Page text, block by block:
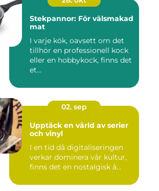
Stekpannor: För välsmakad
mat
I varje kök, oavsett om det
tillhör en professionell kock
eller en hobbykock, finns det
et...
02. sep
Upptäck en värld av serier
och vinyl
I en tid då digitaliseringen
verkar dominera vår kultur,
finns det en nostalgisk å...